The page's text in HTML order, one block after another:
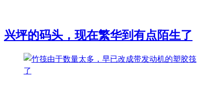
兴坪的码头，现在繁华到有点陌生了